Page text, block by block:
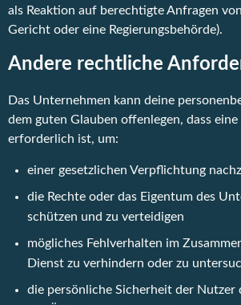
als Reaktion auf berechtigte Anfragen
Gericht oder eine Regierungsbehörde).
Andere rechtliche
Das Unternehmen kann deine
dem guten Glauben offenlegen, dass
erforderlich ist, um:
einer gesetzlichen Verpflichtung
die Rechte oder das Eigentum des
schützen und zu verteidigen
mögliches Fehlverhalten im
Dienst zu verhindern oder zu
die persönliche Sicherheit der Nutzer